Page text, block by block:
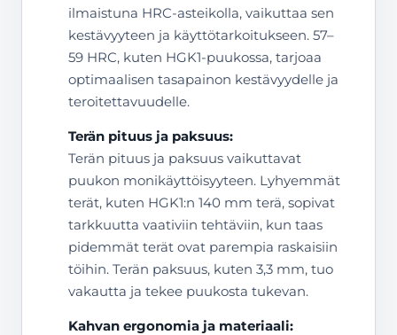
ilmaistuna HRC-asteikolla, vaikuttaa sen
kestävyyteen ja käyttötarkoitukseen. 57–
59 HRC, kuten HGK1-puukossa, tarjoaa
optimaalisen tasapainon kestävyydelle ja
teroitettavuudelle.
Terän pituus ja paksuus:
Terän pituus ja paksuus vaikuttavat
puukon monikäyttöisyyteen. Lyhyemmät
terät, kuten HGK1:n 140 mm terä, sopivat
tarkkuutta vaativiin tehtäviin, kun taas
pidemmät terät ovat parempia raskaisiin
töihin. Terän paksuus, kuten 3,3 mm, tuo
vakautta ja tekee puukosta tukevan.
Kahvan ergonomia ja materiaali: